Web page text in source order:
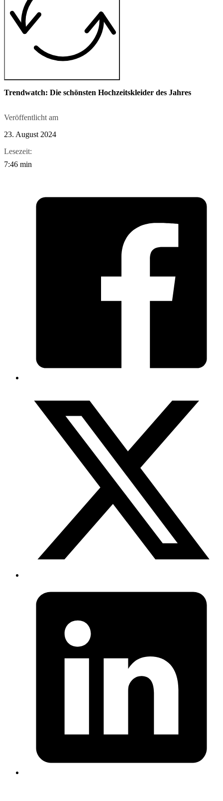
Trendwatch: Die schönsten Hochzeitskleider des Jahres
Veröffentlicht am
23. August 2024
Lesezeit:
7:46 min